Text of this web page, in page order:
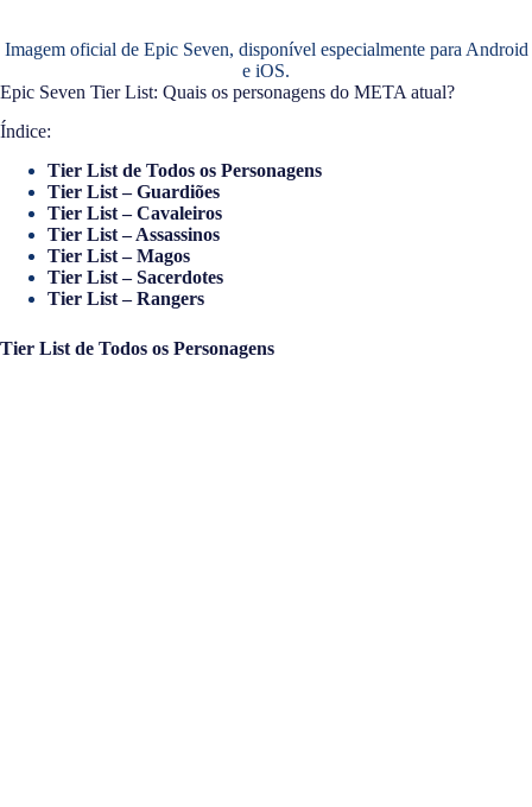
Imagem oficial de Epic Seven, disponível especialmente para Android
e iOS.
Epic Seven Tier List: Quais os personagens do META atual?
Índice:
Tier List de Todos os Personagens
Tier List – Guardiões
Tier List – Cavaleiros
Tier List – Assassinos
Tier List – Magos
Tier List – Sacerdotes
Tier List – Rangers
Tier List de Todos os Personagens